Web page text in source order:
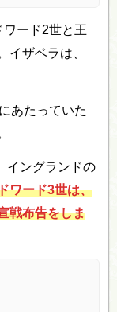
ード2世と王
イザベラは、
あたっていた
イングランドの
ワード3世は、
戦布告をしま